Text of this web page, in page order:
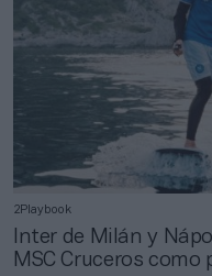
2Playbook
Inter de Milán y
MSC Cruceros